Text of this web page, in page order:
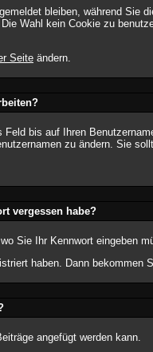
bleiben, während Sie
Wahl kein Cookie zu
Seite ändern.
bis auf Ihren
zu ändern. Sie
vergessen habe?
Sie Ihr Kennwort eingeben
haben. Dann bekommen
angefügt werden kann.